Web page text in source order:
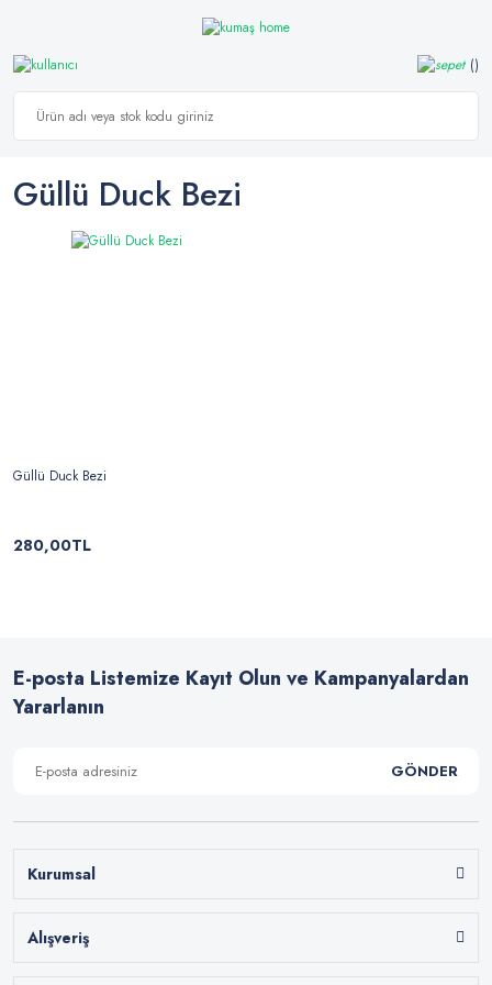
Güllü Duck Bezi
Güllü Duck Bezi
280,00TL
E-posta Listemize Kayıt Olun ve Kampanyalardan
Yararlanın
GÖNDER
Kurumsal
Alışveriş